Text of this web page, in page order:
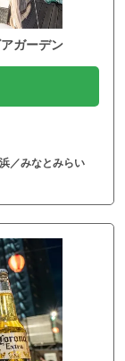
ガーデン
／みなとみらい